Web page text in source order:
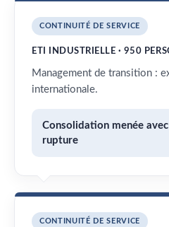
CONTINUITÉ DE SERVICE
ETI INDUSTRIELLE · 950
Management de transition :
internationale.
Consolidation menée
rupture
CONTINUITÉ DE SERVICE